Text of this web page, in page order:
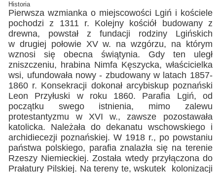
Historia
Pierwsza wzmianka o miejscowości Lgiń i kościele
pochodzi z 1311 r. Kolejny kościół budowany z
drewna, powstał z fundacji rodziny Lgińskich
w drugiej połowie XV w. na wzgórzu, na którym
wznosi się obecna świątynia. Gdy ten uległ
zniszczeniu, hrabina Nimfa Kęszycka, właścicielka
wsi, ufundowała nowy - zbudowany w latach 1857-
1860 r. Konsekracji dokonał arcybiskup poznański
Leon Przyłuski w roku 1860. Parafia Lgiń, od
początku swego istnienia, mimo zalewu
protestantyzmu w XVI w., zawsze pozostawała
katolicka. Należała do dekanatu wschowskiego i
archidiecezji poznańskiej. W 1918 r., po powstaniu
państwa polskiego, parafia znalazła się na terenie
Rzeszy Niemieckiej. Została wtedy przyłączona do
Prałatury Pilskiej. Na tereny te, wskutek kolonizacji